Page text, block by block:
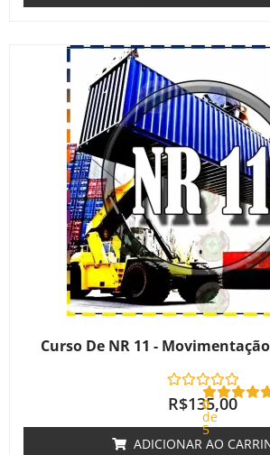
Curso De NR 11 -
0
de
5
R$135,00
ADICIONAR AO